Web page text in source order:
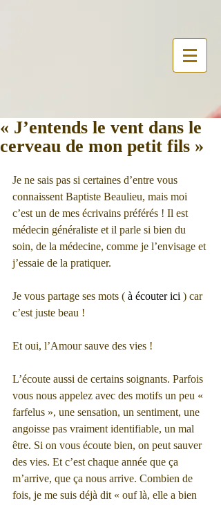
« J’entends le vent dans le
cerveau de mon petit fils »
Je ne sais pas si certaines d’entre vous
connaissent Baptiste Beaulieu, mais moi
c’est un de mes écrivains préférés ! Il est
médecin généraliste et il parle si bien du
soin, de la médecine, comme je l’envisage et
j’essaie de la pratiquer.
Je vous partage ses mots ( à écouter ici ) car
c’est juste beau !
Et oui, l’Amour sauve des vies !
L’écoute aussi de certains soignants. Parfois
vous nous appelez avec des motifs un peu «
farfelus », une sensation, un sentiment, une
angoisse pas vraiment identifiable, un mal
être. Si on vous écoute bien, on peut sauver
des vies. Et c’est chaque année que ça
m’arrive, que ça nous arrive. Combien de
fois, je me suis déjà dit « ouf là, elle a bien